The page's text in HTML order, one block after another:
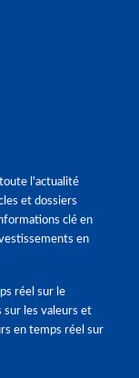
l'actualité
et dossiers
clé en
en
réel sur le
sur les valeurs et
en temps réel sur